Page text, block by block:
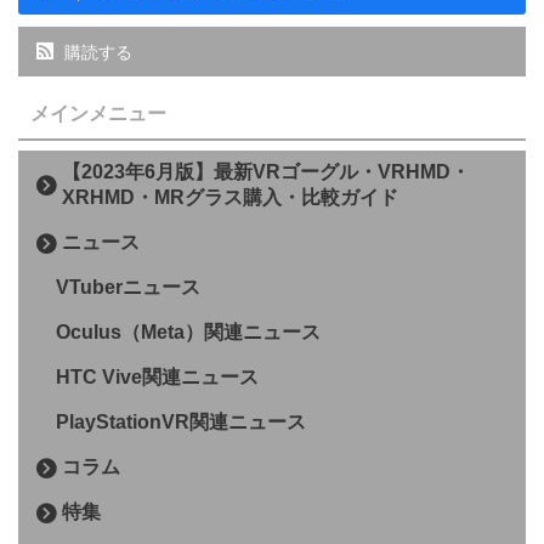
購読する
メインメニュー
【2023年6月版】最新VRゴーグル・VRHMD・
XRHMD・MRグラス購入・比較ガイド
ニュース
VTuberニュース
Oculus（Meta）関連ニュース
HTC Vive関連ニュース
PlayStationVR関連ニュース
コラム
特集